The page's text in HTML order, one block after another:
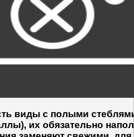
виды с полыми
их обязательно